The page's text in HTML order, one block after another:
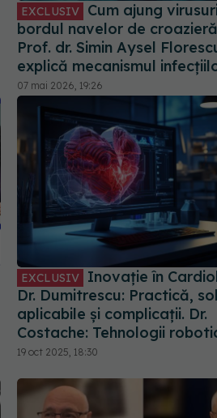
EXCLUSIV
Cum ajung
bordul navelor de
Prof. dr. Simin Aysel
explică mecanismul
07 mai 2026, 19:26
EXCLUSIV
Inovație în
Dr. Dumitrescu: Practică,
aplicabile și complicații. Dr.
Costache: Tehnologii
19 oct 2025, 18:30